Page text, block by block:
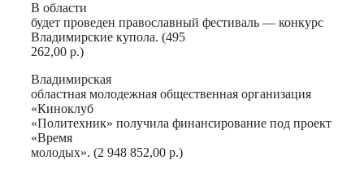
В области
будет проведен православный фестиваль — конкурс
Владимирские купола. (495
262,00 р.)
Владимирская
областная молодежная общественная организация
«Киноклуб
«Политехник» получила финансирование под проект
«Время
молодых». (2 948 852,00 р.)